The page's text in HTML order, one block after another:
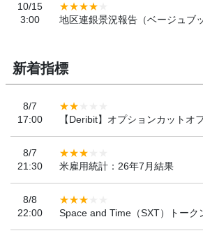
10/15
3:00
地区連銀景況報告（ベージュブッ
新着指標
8/7
17:00
【Deribit】オプションカットオ
8/7
21:30
米雇用統計：26年7月結果
8/8
22:00
Space and Time（SXT）トーク